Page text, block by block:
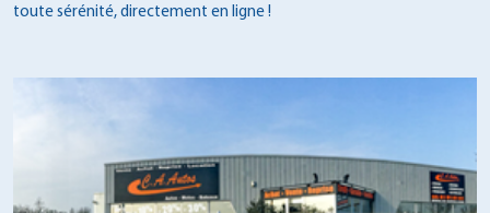
toute sérénité, directement en ligne !